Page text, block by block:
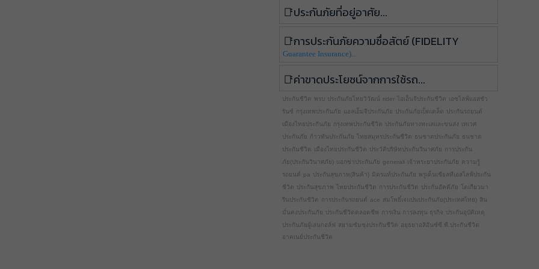
ประกันภัยที่อยู่อาศัย...
การประกันภัยความซื่อสัตย์ (Fidelity
Guarantee Insurance)...
ค่าขาดประโยชน์จากการใช้รถ...
ประกันชีวิต พรบ ประกันภัยไทยวิวัฒน์ rider ไอเอ็นจีประกันชีวิต เอซไลฟ์แอสชัว
รันซ์
กรุงเทพประกันภัย แอลเอ็มจีประกันภัย ประกันภัยเบ็ดเตล็ด
ประกันรถยนต์
เมืองไทยประกันภัย กรุงเทพประกันชีวิต ประกันภัยทางทะเลและขนส่ง เทเวศ
ประกันภัย ก้าวทันประกันภัย ไทยสมุทรประกันชีวิต ธนชาตประกันภัย ธนชาต
ประกันชีวิต เมืองไทยประกันชีวิต ประวัติบริษัทประกันวินาศภัย การประกัน
ภัย(ประกันวินาศภัย) แอกซ่าประกันภัย generali เจ้าพระยาประกันภัย ความรู้
รถยนต์
pa ประกันสุขภาพ(สินค้า) มิตรแท้ประกันภัย พรูเด็นเชียลทีเอสไลฟ์ประกัน
ชีวิต ประกันสุขภาพ ไทยประกันชีวิต การประกันชีวิต ประกันอัคคีภัย
โตเกียวมา
รีนประกันชีวิต การประกันรถยนต์ ace สมโพธิ์เจแปนประกันภัย(ประเทศไทย) สิน
มั่นคงประกันภัย ประกันชีวิตตลอดชีพ การเงิน การลงทุน ธุรกิจ ประกันอุบัติเหตุ
ประกันภัยผู้เล่นกอล์ฟ
สยามซัมซุงประกันชีวิต อยุธยาอลิอันซ์ซี.พี.ประกันชีวิต
อาคเนย์ประกันชีวิต